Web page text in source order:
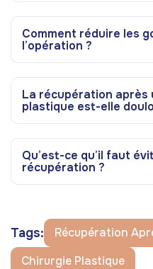
Comment réduire les
l’opération ?
La récupération après
plastique est-elle
Qu’est-ce qu’il faut
récupération ?
Tags:
Récupération
Chirurgie Plastique